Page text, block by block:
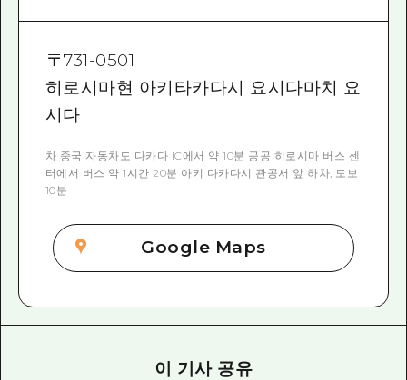
〒731-0501
히로시마현 아키타카다시 요시다마치 요
시다
차 중국 자동차도 다카다 IC에서 약 10분 공공 히로시마 버스 센
터에서 버스 약 1시간 20분 아키 다카다시 관공서 앞 하차, 도보
10분
Google Maps
이 기사 공유